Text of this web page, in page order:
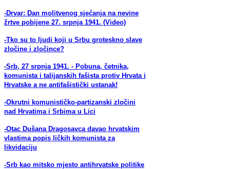
-Drvar: Dan molitvenog sjećanja na nevine
žrtve pobijene 27. srpnja 1941. (Video)
-Tko su to ljudi koji u Srbu groteskno slave
zločine i zločince?
-Srb, 27 srpnja 1941. - Pobuna, četnika,
komunista i talijanskih fašista protiv Hrvata i
Hrvatske a ne antifašistički ustanak!
-Okrutni komunističko-partizanski zločini
nad Hrvatima i Srbima u Lici
-Otac Dušana Dragosavca davao hrvatskim
vlastima popis ličkih komunista za
likvidaciju
-Srb kao mitsko mjesto antihrvatske politike